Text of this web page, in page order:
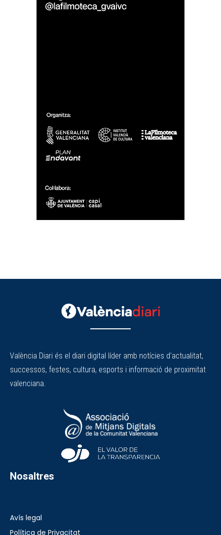
València Diari és el diari digital líder amb notícies d'actualitat,
successos, festes, cultura, esports i informació de proximitat
valenciana.
Nosaltres
Avís legal
Política de Privacitat